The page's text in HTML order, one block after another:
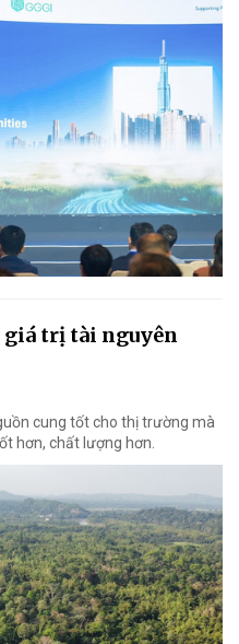
trị tài nguyên
cung tốt cho thị trường mà
hơn, chất lượng hơn.